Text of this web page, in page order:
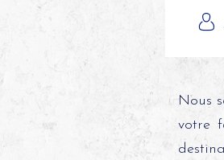
Nous
votre